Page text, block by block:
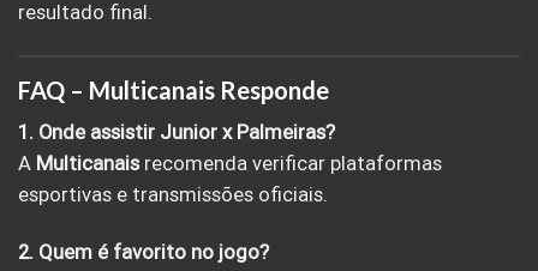
resultado final.
FAQ – Multicanais Responde
1. Onde assistir Junior x Palmeiras?
A Multicanaisrecomenda verificar plataformas
esportivas e transmissões oficiais.
2. Quem é favorito no jogo?